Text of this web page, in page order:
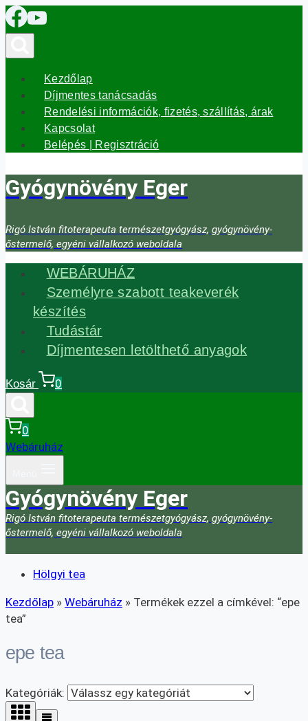
Skip
to
Kezdőlap
Díjmentes tanácsadás
Rendelési információk, fizetés, szállítás, árak
Kapcsolat
Belépés | Regisztráció
Gyógynövény Eger
Rigó István fitoterapeuta természetgyógyász, gyógynövény-
őstermelő, egyéni vállalkozó weboldala
WEBÁRUHÁZ
Személyre szabott teakeverék
készítés
Tudástár
Díjmentesen letölthető anyagok
Kosár 0
0
Webáruház
Gyógynövény Eger
Rigó István fitoterapeuta természetgyógyász, gyógynövény-
őstermelő, egyéni vállalkozó weboldala
Hölgyi tea
Kezdőlap » Webáruház » Termékek ezzel a címkével: “epe
tea”
epe tea
Kategóriák: